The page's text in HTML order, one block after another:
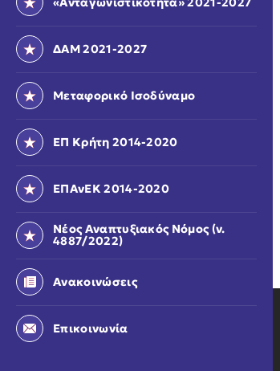
ΔΑΜ 2021-2027
Μεταφορικό Ισοδύναμο
ΕΠ Κρήτη 2014-2020
ΕΠΑνΕΚ 2014-2020
Νέος Αναπτυξιακός Νόμος (ν.
4887/2022)
Ανακοινώσεις
Επικοινωνία